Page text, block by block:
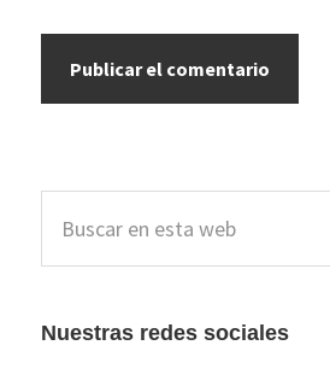
Barra
lateral
esta
Nuestras redes sociales